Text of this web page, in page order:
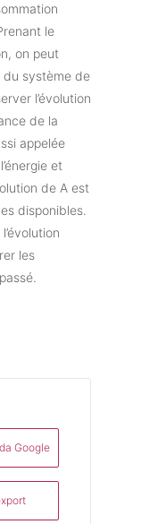
le
on peut
du système de
l’évolution
de la
appelée
et
de A est
disponibles.
les
Google